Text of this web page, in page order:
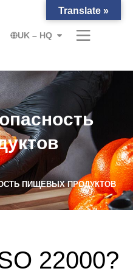
UK – HQ
ПИЩЕВЫХ ПРОДУКТОВ
22000?
Translate »